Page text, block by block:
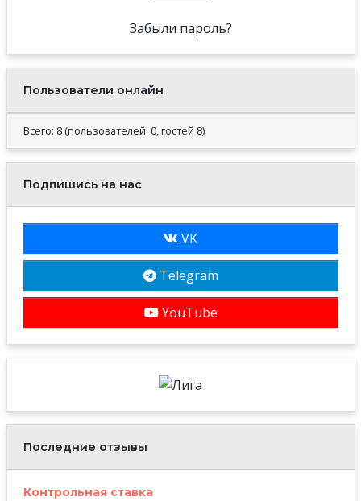
Забыли пароль?
Пользователи онлайн
Всего: 8 (пользователей: 0, гостей 8)
Подпишись на нас
VK
Telegram
YouTube
Последние отзывы
Контрольная ставка